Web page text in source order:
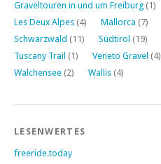
Graveltouren in und um Freiburg (1)
Les Deux Alpes (4) Mallorca (7)
Schwarzwald (11) Südtirol (19)
Tuscany Trail (1) Veneto Gravel (4)
Walchensee (2) Wallis (4)
LESENWERTES
freeride.today